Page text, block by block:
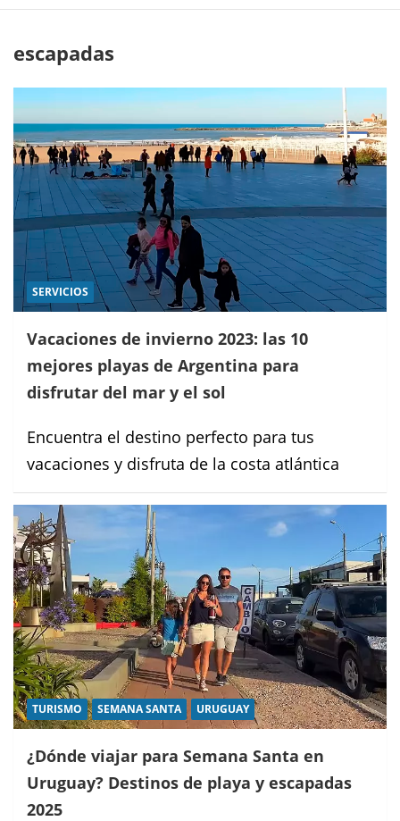
escapadas
SERVICIOS
Vacaciones de invierno 2023: las 10
mejores playas de Argentina para
disfrutar del mar y el sol
Encuentra el destino perfecto para tus
vacaciones y disfruta de la costa atlántica
TURISMO SEMANA SANTA URUGUAY
¿Dónde viajar para Semana Santa en
Uruguay? Destinos de playa y escapadas
2025